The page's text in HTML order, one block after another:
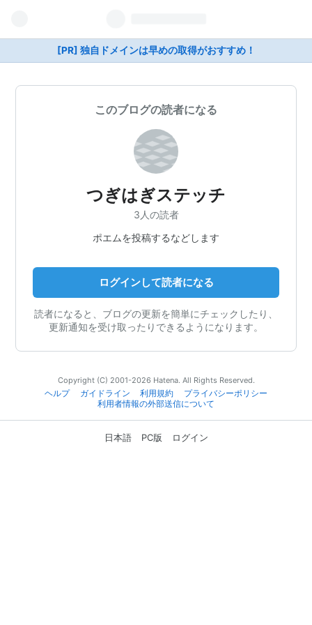
[PR] 独自ドメインは早めの取得がおすすめ！
このブログの読者になる
つぎはぎステッチ
3人の読者
ポエムを投稿するなどします
ログインして読者になる
読者になると、ブログの更新を簡単にチェックしたり、
更新通知を受け取ったりできるようになります。
Copyright (C) 2001-2026 Hatena. All Rights Reserved.
ヘルプ
ガイドライン 利用規約
プライバシーポリシー
利用者情報の外部送信について
日本語 PC版 ログイン